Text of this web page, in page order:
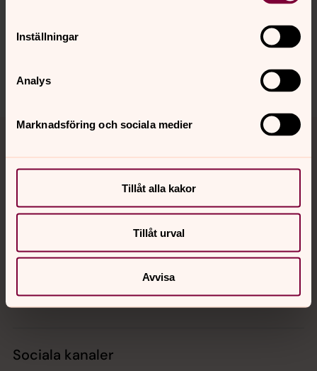
Inställningar
Analys
Marknadsföring och sociala medier
Tillåt alla kakor
Tillåt urval
Avvisa
innehåll?
Dela
Tillbaka till toppen
Tillbaka till innehållet
Kalender
Hitta snabbt
Sociala kanaler